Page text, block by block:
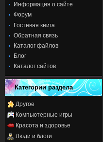
Информация о сайте
Форум
Гостевая книга
Обратная связь
Каталог файлов
Блог
Каталог сайтов
Категории раздела
Другое
Компьютерные игры
Красота и здоровье
Люди и блоги